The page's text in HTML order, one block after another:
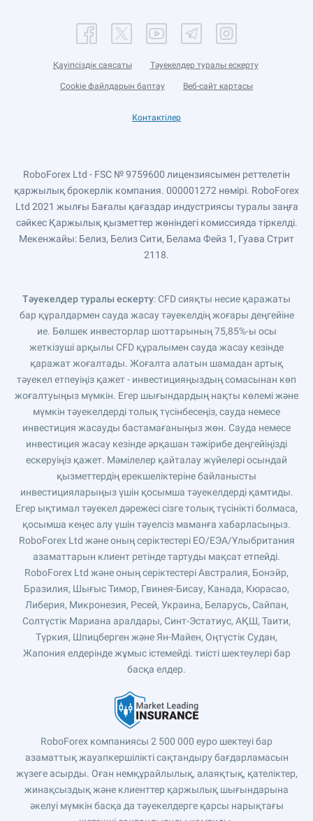
Қауіпсіздік саясаты Тәуекелдер туралы ескерту
Cookie файлдарын баптау Веб-сайт картасы
Контактілер
RoboForex Ltd - FSC № 9759600 лицензиясымен реттелетін
қаржылық брокерлік компания. 000001272 нөмірі. RoboForex
Ltd 2021 жылғы Бағалы қағаздар индустриясы туралы заңға
сәйкес Қаржылық қызметтер жөніндегі комиссияда тіркелді.
Мекенжайы: Белиз, Белиз Сити, Белама Фейз 1, Гуава Стрит
2118.
Тәуекелдер туралы ескерту: CFD сияқты несие қаражаты
бар құралдармен сауда жасау тәуекелдің жоғары деңгейіне
ие. Бөлшек инвесторлар шоттарының 75,85%-ы осы
жеткізуші арқылы CFD құралымен сауда жасау кезінде
қаражат жоғалтады. Жоғалта алатын шамадан артық
тәуекел етпеуіңіз қажет - инвестицияңыздың сомасынан көп
жоғалтуыңыз мүмкін. Егер шығындардың нақты көлемі және
мүмкін тәуекелдерді толық түсінбесеңіз, сауда немесе
инвестиция жасауды бастамағаныңыз жөн. Сауда немесе
инвестиция жасау кезінде әрқашан тәжірибе деңгейіңізді
ескеруіңіз қажет. Мәмілелер қайталау жүйелері осындай
қызметтердің ерекшеліктеріне байланысты
инвестицияларыңыз үшін қосымша тәуекелдерді қамтиды.
Егер ықтимал тәуекел дәрежесі сізге толық түсінікті болмаса,
қосымша кеңес алу үшін тәуелсіз маманға хабарласыңыз.
RoboForex Ltd және оның серіктестері ЕО/ЕЭА/Ұлыбритания
азаматтарын клиент ретінде тартуды мақсат етпейді.
RoboForex Ltd және оның серіктестері Австралия, Бонэйр,
Бразилия, Шығыс Тимор, Гвинея-Бисау, Канада, Кюрасао,
Либерия, Микронезия, Ресей, Украина, Беларусь, Сайпан,
Солтүстік Мариана аралдары, Синт-Эстатиус, АҚШ, Таити,
Түркия, Шпицберген және Ян-Майен, Оңтүстік Судан,
Жапония елдерінде жұмыс істемейді. тиісті шектеулері бар
басқа елдер.
RoboForex компаниясы 2 500 000 еуро шектеуі бар
азаматтық жауапкершілікті сақтандыру бағдарламасын
жүзеге асырды. Оған немқұрайлылық, алаяқтық, қателіктер,
жинақсыздық және клиенттер қаржылық шығындарына
әкелуі мүмкін басқа да тәуекелдерге қарсы нарықтағы